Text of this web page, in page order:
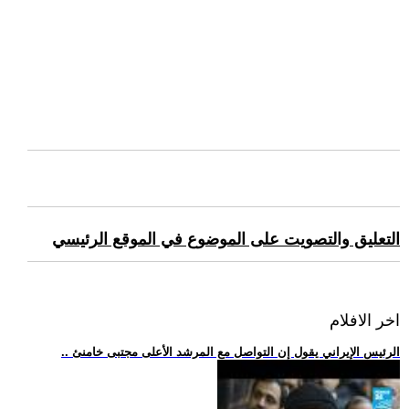
التعليق والتصويت على الموضوع في الموقع الرئيسي
اخر الافلام
.. الرئيس الإيراني يقول إن التواصل مع المرشد الأعلى مجتبى خامنئ